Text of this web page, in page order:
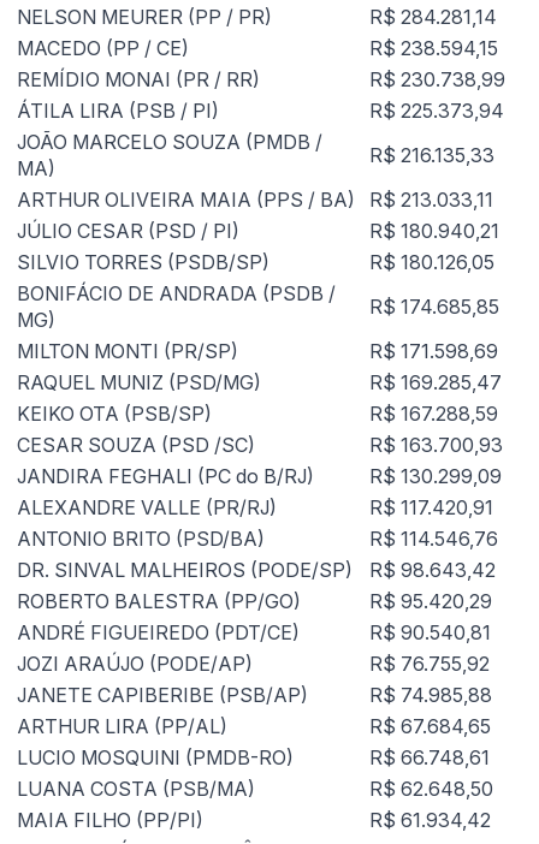
NELSON MEURER (PP / PR)
R$ 284.281,14
MACEDO (PP / CE)
R$ 238.594,15
REMÍDIO MONAI (PR / RR)
R$ 230.738,99
ÁTILA LIRA (PSB / PI)
R$ 225.373,94
JOÃO MARCELO SOUZA (PMDB /
MA)
R$ 216.135,33
ARTHUR OLIVEIRA MAIA (PPS / BA)
R$ 213.033,11
JÚLIO CESAR (PSD / PI)
R$ 180.940,21
SILVIO TORRES (PSDB/SP)
R$ 180.126,05
BONIFÁCIO DE ANDRADA (PSDB /
MG)
R$ 174.685,85
MILTON MONTI (PR/SP)
R$ 171.598,69
RAQUEL MUNIZ (PSD/MG)
R$ 169.285,47
KEIKO OTA (PSB/SP)
R$ 167.288,59
CESAR SOUZA (PSD /SC)
R$ 163.700,93
JANDIRA FEGHALI (PC do B/RJ)
R$ 130.299,09
ALEXANDRE VALLE (PR/RJ)
R$ 117.420,91
ANTONIO BRITO (PSD/BA)
R$ 114.546,76
DR. SINVAL MALHEIROS (PODE/SP)
R$ 98.643,42
ROBERTO BALESTRA (PP/GO)
R$ 95.420,29
ANDRÉ FIGUEIREDO (PDT/CE)
R$ 90.540,81
JOZI ARAÚJO (PODE/AP)
R$ 76.755,92
JANETE CAPIBERIBE (PSB/AP)
R$ 74.985,88
ARTHUR LIRA (PP/AL)
R$ 67.684,65
LUCIO MOSQUINI (PMDB-RO)
R$ 66.748,61
LUANA COSTA (PSB/MA)
R$ 62.648,50
MAIA FILHO (PP/PI)
R$ 61.934,42